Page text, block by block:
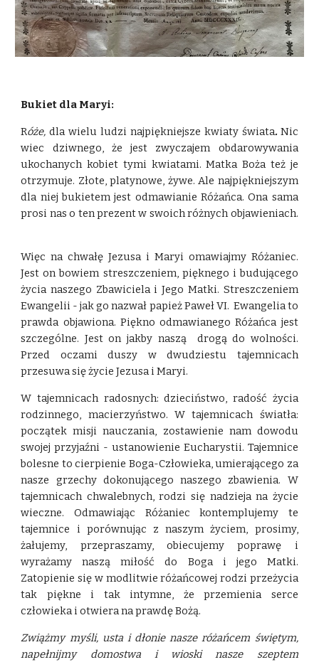
Bukiet dla Maryi:
Róże,dla wielu ludzi najpiękniejsze kwiaty świata.Nic
wiec dziwnego, że jest zwyczajem obdarowywania
ukochanych kobiet tymi kwiatami. Matka Boża też je
otrzymuje. Złote, platynowe, żywe. Ale najpiękniejszym
dla niej bukietem jest odmawianie Różańca. Ona sama
prosi nas o ten prezent w swoich różnych objawieniach.
Więc na chwałę Jezusa i Maryi omawiajmy Różaniec.
Jest on bowiem streszczeniem, pięknego i budującego
życia naszego Zbawiciela i Jego Matki. Streszczeniem
Ewangelii - jak go nazwał papież Paweł VI. Ewangelia to
prawda objawiona. Piękno odmawianego Różańca jest
szczególne. Jest on jakby naszą drogą do wolności.
Przed oczami duszy w dwudziestu tajemnicach
przesuwa się życie Jezusa i Maryi.
W tajemnicach radosnych: dzieciństwo, radość życia
rodzinnego, macierzyństwo. W tajemnicach światła:
początek misji nauczania, zostawienie nam dowodu
swojej przyjaźni - ustanowienie Eucharystii. Tajemnice
bolesne to cierpienie Boga-Człowieka, umierającego za
nasze grzechy dokonującego naszego zbawienia. W
tajemnicach chwalebnych, rodzi się nadzieja na życie
wieczne. Odmawiając Różaniec kontemplujemy te
tajemnice i porównując z naszym życiem, prosimy,
żałujemy, przepraszamy, obiecujemy poprawę i
wyrażamy naszą miłość do Boga i jego Matki.
Zatopienie się w modlitwie różańcowej rodzi przeżycia
tak piękne i tak intymne, że przemienia serce
człowieka i otwiera na prawdę Bożą.
Zwiążmy myśli, usta i dłonie nasze różańcem świętym,
napełnijmy domostwa i wioski nasze szeptem